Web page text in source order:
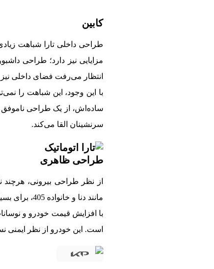
کابین
انتظار می‌رفت فضای داخلی نیز
سرنشینان القا می‌کند.
طراحی ظاهری
از نظر طراحی بیرونی،
مانند دنا و خانواده 405، برای بسیاری از مشتریان خوشایند است.
با افزایش قیمت خودرو و
است. این خودرو از نظر ایمنی نسبت به